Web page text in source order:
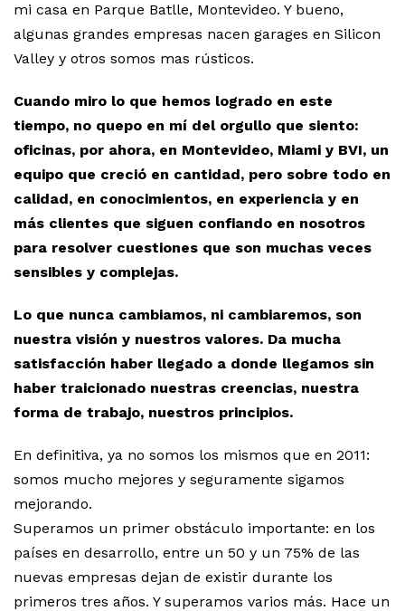
mi casa en Parque Batlle, Montevideo. Y bueno,
algunas grandes empresas nacen garages en Silicon
Valley y otros somos mas rústicos.
Cuando miro lo que hemos logrado en este
tiempo, no quepo en mí del orgullo que siento:
oficinas, por ahora, en Montevideo, Miami y BVI, un
equipo que creció en cantidad, pero sobre todo en
calidad, en conocimientos, en experiencia y en
más clientes que siguen confiando en nosotros
para resolver cuestiones que son muchas veces
sensibles y complejas.
Lo que nunca cambiamos, ni cambiaremos, son
nuestra visión y nuestros valores. Da mucha
satisfacción haber llegado a donde llegamos sin
haber traicionado nuestras creencias, nuestra
forma de trabajo, nuestros principios.
En definitiva, ya no somos los mismos que en 2011:
somos mucho mejores y seguramente sigamos
mejorando.
Superamos un primer obstáculo importante: en los
países en desarrollo, entre un 50 y un 75% de las
nuevas empresas dejan de existir durante los
primeros tres años. Y superamos varios más. Hace un